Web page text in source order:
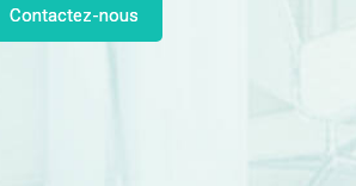
Contactez-nous